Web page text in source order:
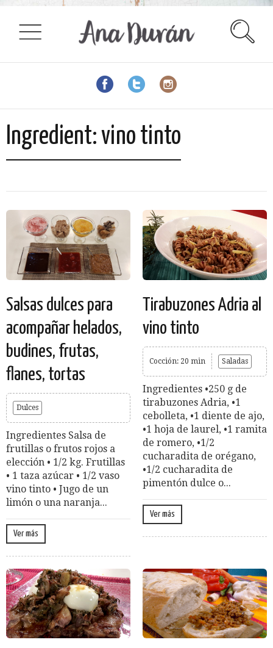
Ingredient:vino tinto
Salsas dulces para
acompañar helados,
budines, frutas,
flanes, tortas
Dulces
Ingredientes Salsa de
frutillas o frutos rojos a
elección • 1/2 kg. Frutillas
• 1 taza azúcar • 1/2 vaso
vino tinto • Jugo de un
limón o una naranja...
Ver más
Tirabuzones Adria al
vino tinto
Cocción: 20 min Saladas
Ingredientes •250 g de
tirabuzones Adria, •1
cebolleta, •1 diente de ajo,
•1 hoja de laurel, •1 ramita
de romero, •1/2
cucharadita de orégano,
•1/2 cucharadita de
pimentón dulce o...
Ver más